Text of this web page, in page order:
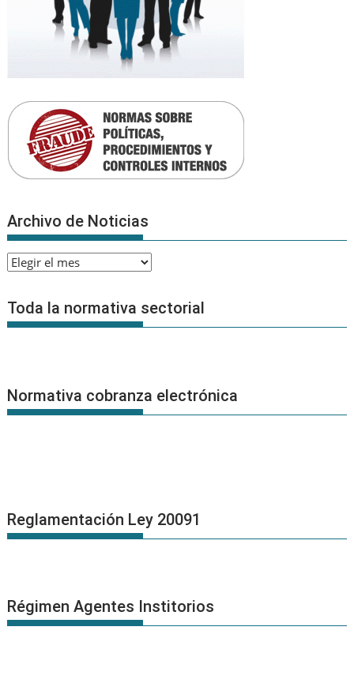
Archivo de Noticias
Archivo
Noticias
Toda la normativa sectorial
Normativa cobranza electrónica
Reglamentación Ley 20091
Régimen Agentes Institorios